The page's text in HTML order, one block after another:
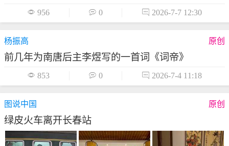
 956  0  2026-7-7 12:30
杨振高 原创
前几年为南唐后主李煜写的一首词《词帝》
 853  0  2026-7-4 11:18
图说中国 原创
绿皮火车离开长春站